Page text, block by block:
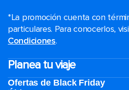
*La promoción cuenta con
particulares. Para conocerlos,
Condiciones.
Planea tu viaje
Ofertas de Black Friday